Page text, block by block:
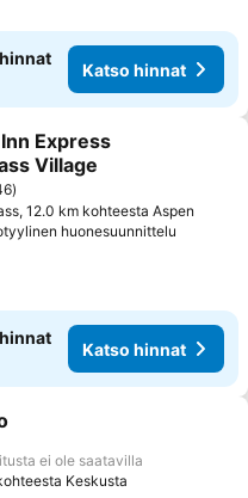
Katso hinnat
suosikkeihin
Express
Village
12.0 km kohteesta Aspen
huonesuunnittelu
Katso hinnat
suosikkeihin
ei ole saatavilla
Keskusta